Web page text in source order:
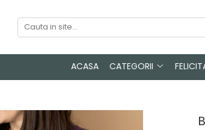
ACASA CATEGORII